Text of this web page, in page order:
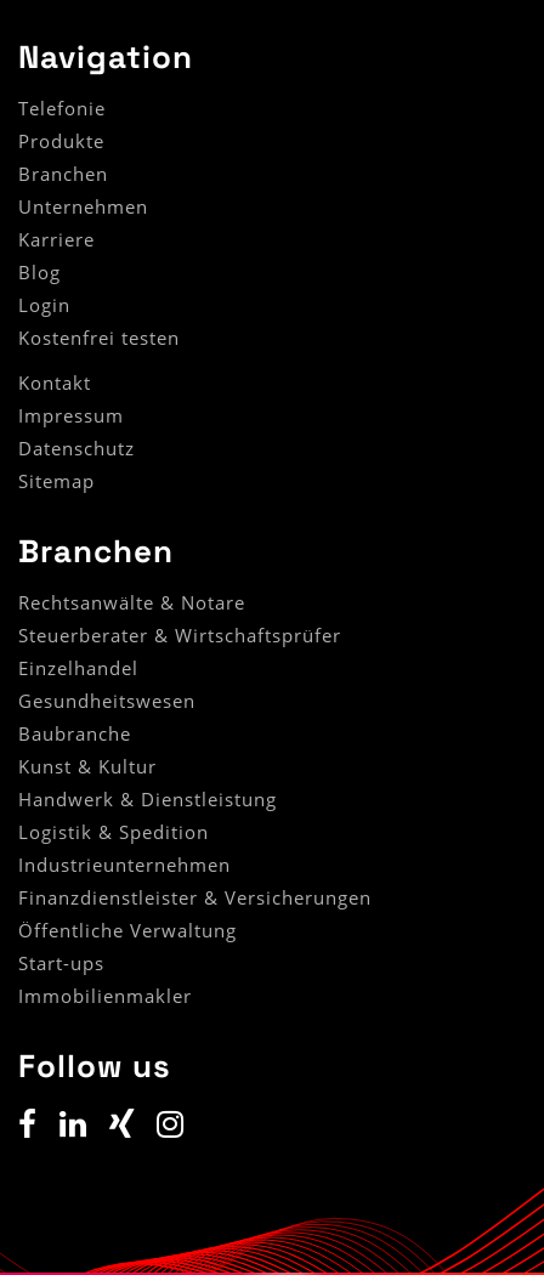
Navigation
Telefonie
Produkte
Branchen
Unternehmen
Karriere
Blog
Login
Kostenfrei testen
Kontakt
Impressum
Datenschutz
Sitemap
Branchen
Rechtsanwälte & Notare
Steuerberater & Wirtschaftsprüfer
Einzelhandel
Gesundheitswesen
Baubranche
Kunst & Kultur
Handwerk & Dienstleistung
Logistik & Spedition
Industrieunternehmen
Finanzdienstleister & Versicherungen
Öffentliche Verwaltung
Start-ups
Immobilienmakler
Follow us